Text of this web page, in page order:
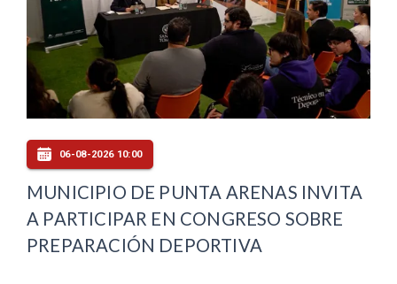
06-08-2026 10:00
MUNICIPIO DE PUNTA ARENAS INVITA
A PARTICIPAR EN CONGRESO SOBRE
PREPARACIÓN DEPORTIVA